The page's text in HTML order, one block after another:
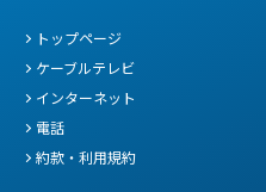
トップページ
ケーブルテレビ
インターネット
電話
約款・利用規約